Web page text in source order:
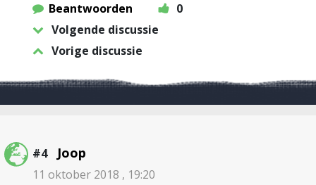
Beantwoorden
0
Volgende discussie
Vorige discussie
#4 Joop
11 oktober 2018 , 19:20